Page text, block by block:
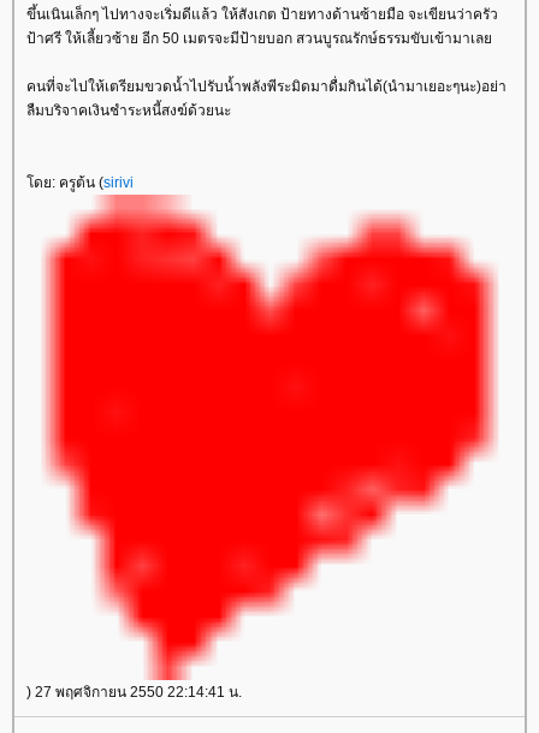
ขึ้นเนินเล็กๆ ไปทางจะเริ่มดีแล้ว ให้สังเกต ป้ายทางด้านซ้ายมือ จะเขียนว่าครัว
ป้าศรี ให้เลี้ยวซ้าย อีก 50 เมตรจะมีป้ายบอก สวนบูรณรักษ์ธรรมขับเข้ามาเล
คนที่จะไปให้เตรียมขวดน้ำไปรับน้ำพลังพีระมิดมาดื่มกินได้(นำมาเยอะๆนะ)อย่า
ลืมบริจาคเงินชำระหนี้สงฆ์ด้วยนะ
ดย: ครูต้น (sirivi
) 27 พฤศจิกายน 2550 22:14:41 น.